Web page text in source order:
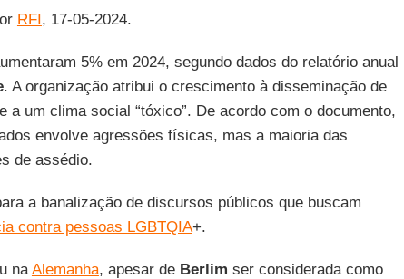
RFI, 17-05-2024.
5% em 2024, segundo dados do relatório anual
. A organização atribui o crescimento à disseminação de
a um clima social “tóxico”. De acordo com o documento,
envolve agressões físicas, mas a maioria das
de assédio.
a banalização de discursos públicos que buscam
contra pessoas LGBTQIA+.
naAlemanha, apesar de Berlim ser considerada como